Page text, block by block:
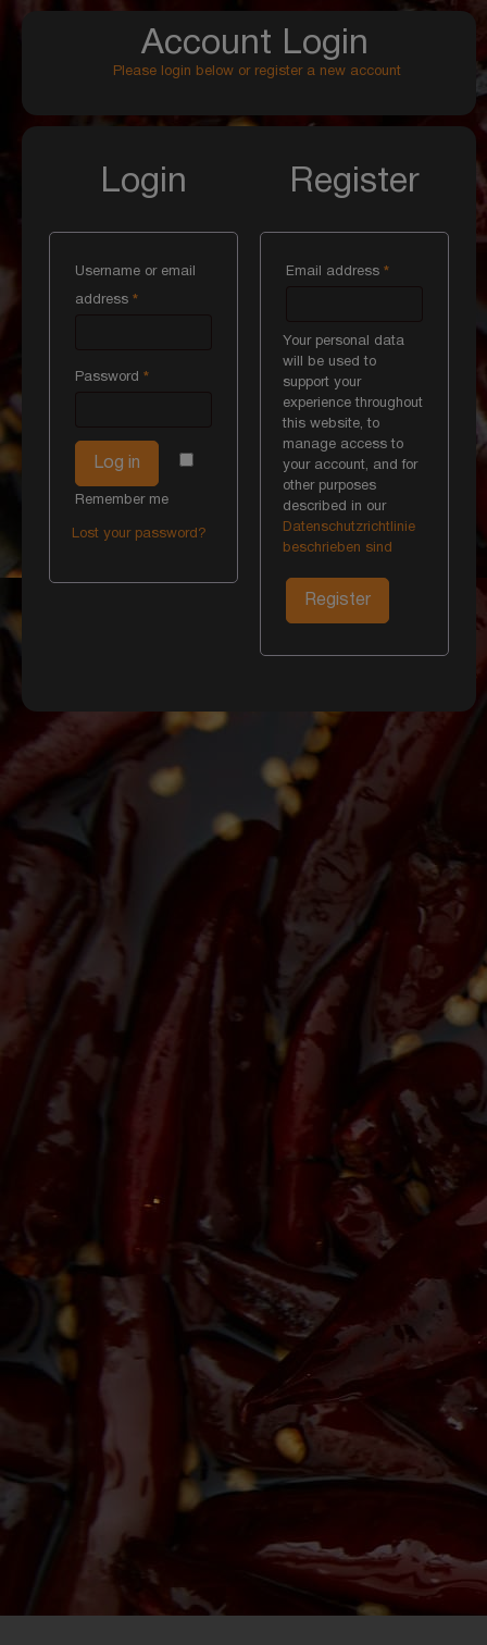
Account Login
Please login below or register a new account
Login
Username or email
address *
Password *
Log in
Remember me
Lost your password?
Register
Email address *
Your personal data
will be used to
support your
experience throughout
this website, to
manage access to
your account, and for
other purposes
described in our
Datenschutzrichtlinie
beschrieben sind
Register